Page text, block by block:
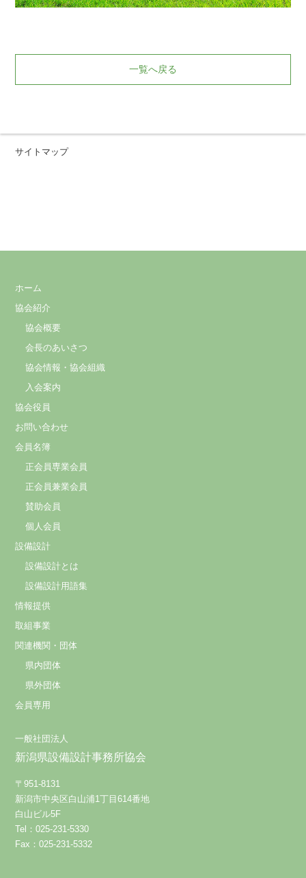
一覧へ戻る
サイトマップ
ホーム
協会紹介
協会概要
会長のあいさつ
協会情報・協会組織
入会案内
協会役員
お問い合わせ
会員名簿
正会員専業会員
正会員兼業会員
賛助会員
個人会員
設備設計
設備設計とは
設備設計用語集
情報提供
取組事業
関連機関・団体
県内団体
県外団体
会員専用
一般社団法人
新潟県設備設計事務所協会
〒951-8131
新潟市中央区白山浦1丁目614番地
白山ビル5F
Tel：025-231-5330
Fax：025-231-5332
Copyright (C) 一般社団法人新潟県設備設計事務所協会 All Rights Reserved.